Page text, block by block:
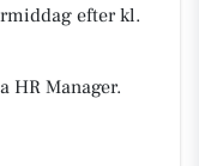
efter kl.
HR Manager.